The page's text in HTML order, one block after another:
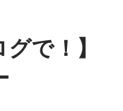
で！】